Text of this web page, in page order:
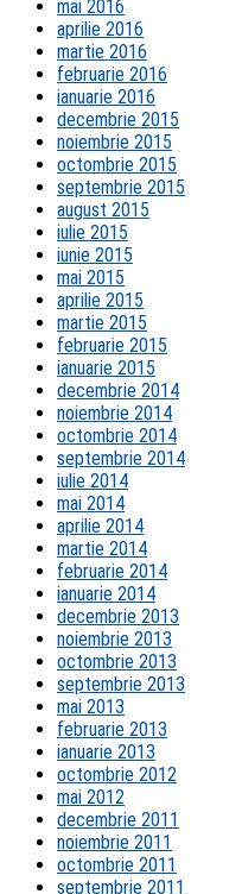
mai 2016
aprilie 2016
martie 2016
februarie 2016
ianuarie 2016
decembrie 2015
noiembrie 2015
octombrie 2015
septembrie 2015
august 2015
iulie 2015
iunie 2015
mai 2015
aprilie 2015
martie 2015
februarie 2015
ianuarie 2015
decembrie 2014
noiembrie 2014
octombrie 2014
septembrie 2014
iulie 2014
mai 2014
aprilie 2014
martie 2014
februarie 2014
ianuarie 2014
decembrie 2013
noiembrie 2013
octombrie 2013
septembrie 2013
mai 2013
februarie 2013
ianuarie 2013
octombrie 2012
mai 2012
decembrie 2011
noiembrie 2011
octombrie 2011
septembrie 2011